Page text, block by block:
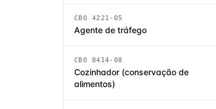
CBO 4221-05
Agente de tráfego
CBO 8414-08
Cozinhador (conservação de
alimentos)